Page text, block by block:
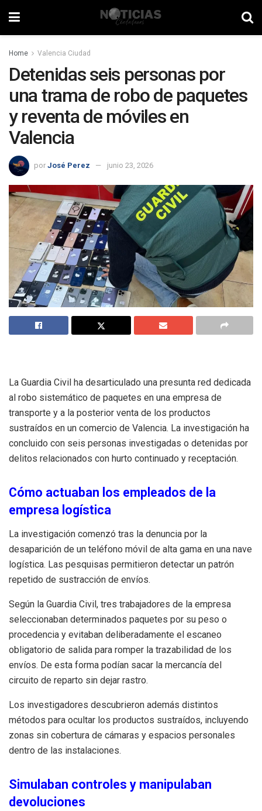
Home Valencia Ciudad
Detenidas seis personas por
una trama de robo de paquetes
y reventa de móviles en
Valencia
por José Perez junio 23, 2026
La Guardia Civil ha desarticulado una presunta red dedicada
al robo sistemático de paquetes en una empresa de
transporte y a la posterior venta de los productos
sustraídos en un comercio de Valencia. La investigación ha
concluido con seis personas investigadas o detenidas por
delitos relacionados con hurto continuado y receptación.
Cómo actuaban los empleados de la
empresa logística
La investigación comenzó tras la denuncia por la
desaparición de un teléfono móvil de alta gama en una nave
logística. Las pesquisas permitieron detectar un patrón
repetido de sustracción de envíos.
Según la Guardia Civil, tres trabajadores de la empresa
seleccionaban determinados paquetes por su peso o
procedencia y evitaban deliberadamente el escaneo
obligatorio de salida para romper la trazabilidad de los
envíos. De esta forma podían sacar la mercancía del
circuito de reparto sin dejar rastro.
Los investigadores descubrieron además distintos
métodos para ocultar los productos sustraídos, incluyendo
zonas sin cobertura de cámaras y espacios personales
dentro de las instalaciones.
Simulaban controles y manipulaban
devoluciones